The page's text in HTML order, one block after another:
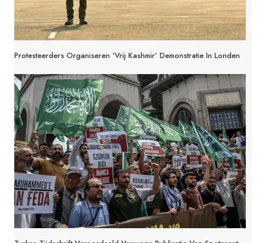
Protesteerders Organiseren ‘Vrij Kashmir’ Demonstratie In Londen